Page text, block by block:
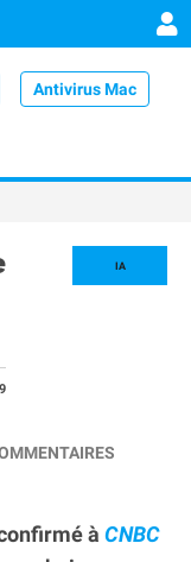
Antivirus Mac
IA
à CNBC